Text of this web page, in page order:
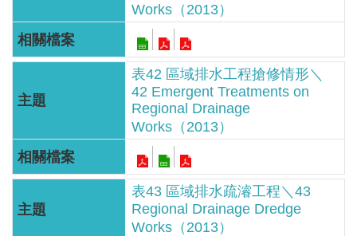
政
網
站
料
開
宣
Works（2013）
表42 區域排水工程搶修情形＼
42 Emergent Treatments on
Regional Drainage
Works（2013）
表43 區域排水疏濬工程＼43
Regional Drainage Dredge
Works（2013）